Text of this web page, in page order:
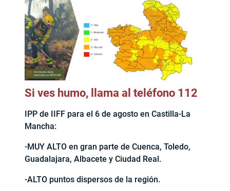
Si ves humo, llama al teléfono 112
IPP de IIFF para el 6 de agosto en Castilla-La
Mancha:
-MUY ALTO en gran parte de Cuenca, Toledo,
Guadalajara, Albacete y Ciudad Real.
-ALTO puntos dispersos de la región.